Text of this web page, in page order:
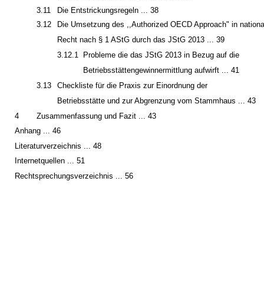
3.11
Die Entstrickungsregeln ... 38
3.12
Die Umsetzung des ,,Authorized OECD Approach" in
Recht nach § 1 AStG durch das JStG 2013 ... 39
3.12.1
Probleme die das JStG 2013 in Bezug auf die
Betriebsstättengewinnermittlung aufwirft ... 41
3.13
Checkliste für die Praxis zur Einordnung der
Betriebsstätte und zur Abgrenzung vom Stammhaus ... 43
4
Zusammenfassung und Fazit ... 43
Literaturverzeichnis ... 48
Internetquellen ... 51
Rechtsprechungsverzeichnis ... 56
Anhang ... 46